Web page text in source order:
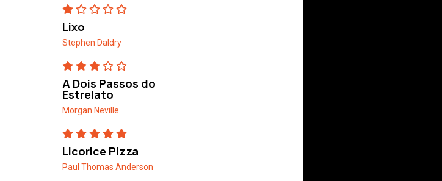
Lixo
Stephen Daldry
A Dois Passos do
Estrelato
Morgan Neville
Licorice Pizza
Paul Thomas Anderson